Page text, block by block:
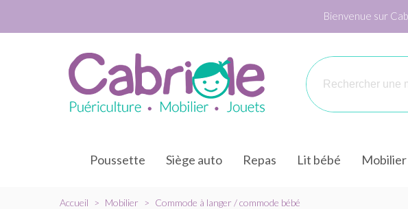
Bienvenue sur
Poussette Siège auto Repas Lit bébé Mobilier
Accueil > Mobilier > Commode à langer / commode bébé